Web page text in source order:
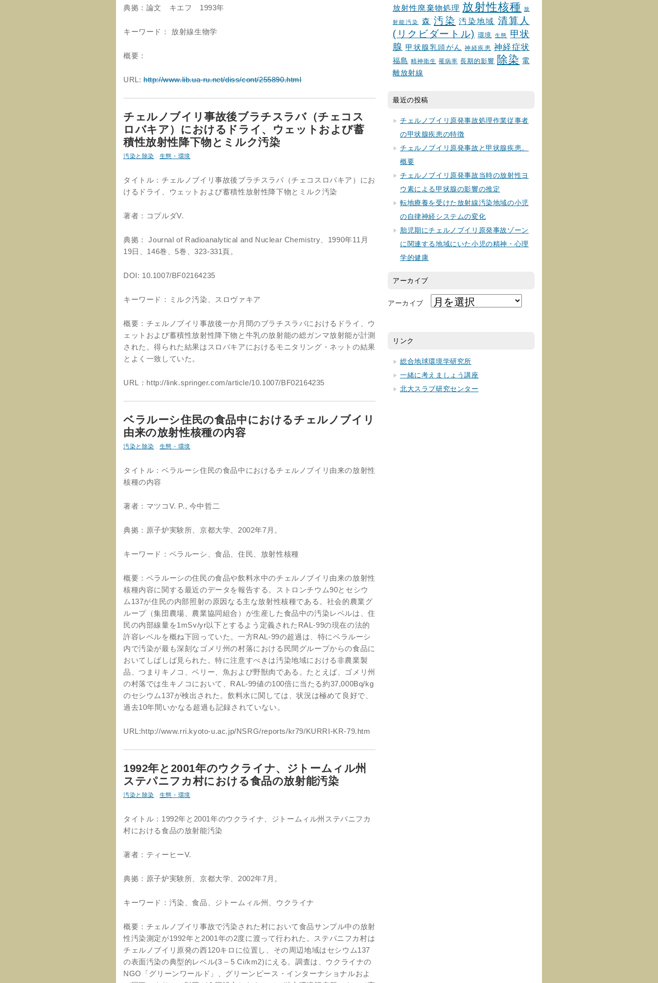
典拠：論文 キエフ 1993年
キーワード： 放射線生物学
概要：
URL: http://www.lib.ua-ru.net/diss/cont/255890.html
チェルノブイリ事故後ブラチスラバ（チェコス
ロバキア）におけるドライ、ウェットおよび蓄
積性放射性降下物とミルク汚染
汚染と除染 , 生態・環境
タイトル：チェルノブイリ事故後ブラチスラバ（チェコスロバキア）にお
けるドライ、ウェットおよび蓄積性放射性降下物とミルク汚染
著者：コプルダV.
典拠： Journal of Radioanalytical and Nuclear Chemistry、1990年11月
19日、146巻、5巻、323-331頁。
DOI: 10.1007/BF02164235
キーワード：ミルク汚染、スロヴァキア
概要：チェルノブイリ事故後一か月間のブラチスラバにおけるドライ、ウ
ェットおよび蓄積性放射性降下物と牛乳の放射能の総ガンマ放射能が計測
された。得られた結果はスロバキアにおけるモニタリング・ネットの結果
とよく一致していた。
URL：http://link.springer.com/article/10.1007/BF02164235
ベラルーシ住民の食品中におけるチェルノブイリ
由来の放射性核種の内容
汚染と除染 , 生態・環境
タイトル：ベラルーシ住民の食品中におけるチェルノブイリ由来の放射性
核種の内容
著者：マツコV. P., 今中哲二
典拠：原子炉実験所、京都大学、2002年7月。
キーワード：ベラルーシ、食品、住民、放射性核種
概要：ベラルーシの住民の食品や飲料水中のチェルノブイリ由来の放射性
核種内容に関する最近のデータを報告する。ストロンチウム90とセシウ
ム137が住民の内部照射の原因なる主な放射性核種である。社会的農業グ
ループ（集団農場、農業協同組合）が生産した食品中の汚染レベルは、住
民の内部線量を1mSv/yr以下とするよう定義されたRAL-99の現在の法的
許容レベルを概ね下回っていた。一方RAL-99の超過は、特にベラルーシ
内で汚染が最も深刻なゴメリ州の村落における民間グループからの食品に
おいてしばしば見られた。特に注意すべきは汚染地域における非農業製
品、つまりキノコ、ベリー、魚および野獣肉である。たとえば、ゴメリ州
の村落では生キノコにおいて、RAL-99値の100倍に当たる約37,000Bq/kg
のセシウム137が検出された。飲料水に関しては、状況は極めて良好で、
過去10年間いかなる超過も記録されていない。
URL:http://www.rri.kyoto-u.ac.jp/NSRG/reports/kr79/KURRI-KR-79.htm
1992年と2001年のウクライナ、ジトームィル州
ステパニフカ村における食品の放射能汚染
汚染と除染 , 生態・環境
タイトル：1992年と2001年のウクライナ、ジトームィル州ステパニフカ
村における食品の放射能汚染
著者：ティーヒーV.
典拠：原子炉実験所、京都大学、2002年7月。
キーワード：汚染、食品、ジトームィル州、ウクライナ
概要：チェルノブイリ事故で汚染された村において食品サンプル中の放射
性汚染測定が1992年と2001年の2度に渡って行われた。ステパニフカ村は
チェルノブイリ原発の西120キロに位置し、その周辺地域はセシウム137
の表面汚染の典型的レベル(3 – 5 Ci/km2)にえる。調査は、ウクライナの
NGO「グリーンワールド」、グリーンピース・インターナショナルおよ
放射性廃棄物処理 放射性核種 放
射能汚染 森 汚染 汚染地域 清算人
(リクビダートル) 環境 生態
甲状
腺 甲状腺乳頭がん 神経疾患 神経症状
福島 精神衛生 罹病率 長期的影響 除染 電
離放射線
最近の投稿
チェルノブイリ原発事故処理作業従事者
の甲状腺疾患の特徴
チェルノブイリ原発事故と甲状腺疾患。
概要
チェルノブイリ原発事故当時の放射性ヨ
ウ素による甲状腺の影響の推定
転地療養を受けた放射線汚染地域の小児
の自律神経システムの変化
胎児期にチェルノブイリ原発事故ゾーン
に関連する地域にいた小児の精神・心理
学的健康
アーカイブ
アーカイブ
リンク
総合地球環境学研究所
一緒に考えましょう講座
北大スラブ研究センター